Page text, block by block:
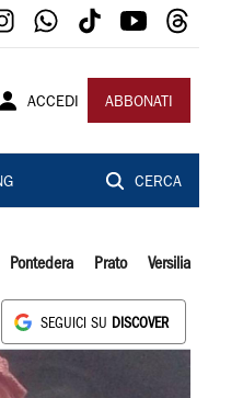
ACCEDI ABBONATI
CERCA
Pontedera Prato Versilia
SEGUICI SU DISCOVER